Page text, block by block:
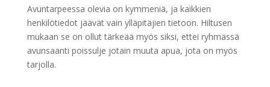
Avuntarpeessa olevia on kymmeniä, ja kaikkien
henkilötiedot jäävät vain ylläpitäjien tietoon. Hiltusen
mukaan se on ollut tärkeää myös siksi, ettei ryhmässä
avunsaanti poissulje jotain muuta apua, jota on myös
tarjolla.